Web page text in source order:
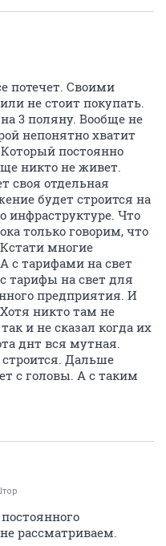
потечет. Своими
не стоит покупать.
3 поляну. Вообще не
непонятно хватит
постоянно
никто не живет.
своя отдельная
будет строится на
инфраструктуре. Что
только говорим, что
многие
с тарифами на свет
тарифы на свет для
предприятия. И
никто там не
и не сказал когда их
днт вся мутная.
Дальше
с головы. А с таким
рассматриваем.